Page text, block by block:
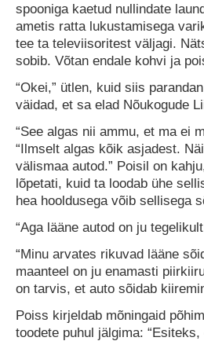
spooniga kaetud nullindate
ametis ratta lukustamisega
tee ta televiisoritest väljagi.
sobib. Võtan endale kohvi ja
“Okei,” ütlen, kuid siis
väidad, et sa elad Nõukogude
“See algas nii ammu, et ma ei
“Ilmselt algas kõik asjadest.
välismaa autod.” Poisil on
lõpetati, kuid ta loodab ühe
hea hooldusega võib sellisega
“Aga lääne autod on ju
“Minu arvates rikuvad lääne
maanteel on ju enamasti
on tarvis, et auto sõidab
Poiss kirjeldab mõningaid
toodete puhul jälgima: